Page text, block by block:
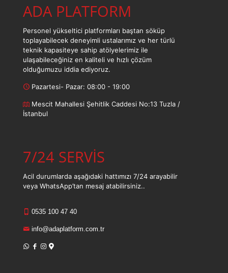
ADA PLATFORM
Personel yükseltici platformları baştan söküp
toplayabilecek deneyimli ustalarımız ve her türlü
teknik kapasiteye sahip atölyelerimiz ile
ulaşabileceğiniz en kaliteli ve hızlı çözüm
olduğumuzu iddia ediyoruz.
Pazartesi- Pazar: 08:00 - 19:00
Mescit Mahallesi Şehitlik Caddesi No:13 Tuzla /
İstanbul
7/24 SERVİS
Acil durumlarda aşağıdaki hattımızı 7/24 arayabilir
veya WhatsApp’tan mesaj atabilirsiniz..
0535 100 47 40
info@adaplatform.com.tr